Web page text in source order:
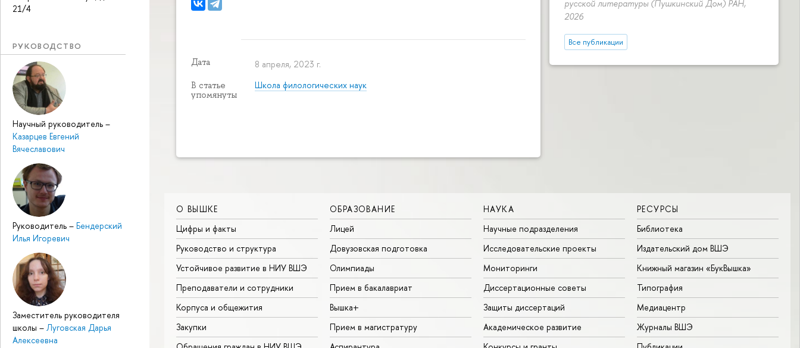
21/4
РУКОВОДСТВО
Научный руководитель –
Казарцев Евгений
Вячеславович
Руководитель – Бендерский
Илья Игоревич
Заместитель руководителя
школы – Луговская Дарья
Алексеевна
русской литературы (Пушкинский Дом) РАН,
2026
Все публикации
Дата 8 апреля, 2023 г.
В статье
упомянуты
Школа филологических наук
О ВЫШКЕ
Цифры и факты
Руководство и структура
Устойчивое развитие в НИУ ВШЭ
Преподаватели и сотрудники
Корпуса и общежития
Закупки
ОБРАЗОВАНИЕ
Лицей
Довузовская подготовка
Олимпиады
Прием в бакалавриат
Вышка+
Прием в магистратуру
НАУКА
Научные подразделения
Исследовательские проекты
Мониторинги
Диссертационные советы
Защиты диссертаций
Академическое развитие
РЕСУРСЫ
Библиотека
Издательский дом ВШЭ
Книжный магазин «БукВышка»
Типография
Медиацентр
Журналы ВШЭ